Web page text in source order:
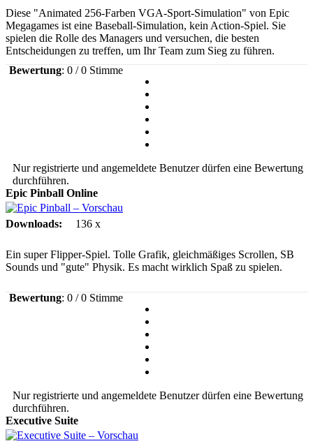
Diese "Animated 256-Farben VGA-Sport-Simulation" von Epic
Megagames ist eine Baseball-Simulation, kein Action-Spiel. Sie
spielen die Rolle des Managers und versuchen, die besten
Entscheidungen zu treffen, um Ihr Team zum Sieg zu führen.
Bewertung: 0 / 0 Stimme
Nur registrierte und angemeldete Benutzer dürfen eine Bewertung
durchführen.
Epic Pinball Online
Downloads: 136 x
Ein super Flipper-Spiel. Tolle Grafik, gleichmäßiges Scrollen, SB
Sounds und "gute" Physik. Es macht wirklich Spaß zu spielen.
Bewertung: 0 / 0 Stimme
Nur registrierte und angemeldete Benutzer dürfen eine Bewertung
durchführen.
Executive Suite